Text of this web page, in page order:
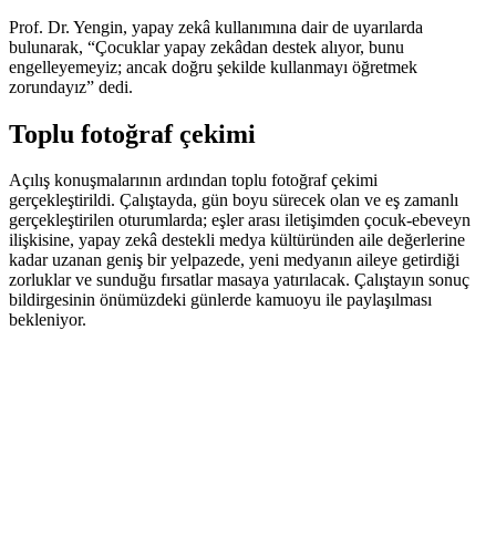
Prof. Dr. Yengin, yapay zekâ kullanımına dair de uyarılarda
bulunarak, “Çocuklar yapay zekâdan destek alıyor, bunu
engelleyemeyiz; ancak doğru şekilde kullanmayı öğretmek
zorundayız” dedi.
Toplu fotoğraf çekimi
Açılış konuşmalarının ardından toplu fotoğraf çekimi
gerçekleştirildi. Çalıştayda, gün boyu sürecek olan ve eş zamanlı
gerçekleştirilen oturumlarda; eşler arası iletişimden çocuk-ebeveyn
ilişkisine, yapay zekâ destekli medya kültüründen aile değerlerine
kadar uzanan geniş bir yelpazede, yeni medyanın aileye getirdiği
zorluklar ve sunduğu fırsatlar masaya yatırılacak. Çalıştayın sonuç
bildirgesinin önümüzdeki günlerde kamuoyu ile paylaşılması
bekleniyor.